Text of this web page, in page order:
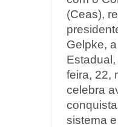
(Ceas),
Gelpke,
feira, 22,
celebra
sistema